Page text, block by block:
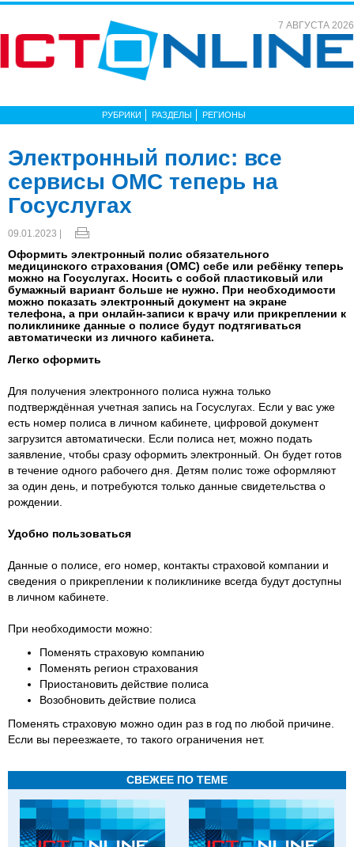
7 АВГУСТА 2026
РУБРИКИ РАЗДЕЛЫ РЕГИОНЫ
Электронный полис: все
сервисы ОМС теперь на
Госуслугах
09.01.2023 |
Оформить электронный полис обязательного
медицинского страхования (ОМС) себе или ребёнку теперь
можно на Госуслугах. Носить с собой пластиковый или
бумажный вариант больше не нужно. При необходимости
можно показать электронный документ на экране
телефона, а при онлайн-записи к врачу или прикреплении к
поликлинике данные о полисе будут подтягиваться
автоматически из личного кабинета.
Легко оформить
Для получения электронного полиса нужна только
подтверждённая учетная запись на Госуслугах. Если у вас уже
есть номер полиса в личном кабинете, цифровой документ
загрузится автоматически. Если полиса нет, можно подать
заявление, чтобы сразу оформить электронный. Он будет готов
в течение одного рабочего дня. Детям полис тоже оформляют
за один день, и потребуются только данные свидетельства о
рождении.
Удобно пользоваться
Данные о полисе, его номер, контакты страховой компании и
сведения о прикреплении к поликлинике всегда будут доступны
в личном кабинете.
При необходимости можно:
Поменять страховую компанию
Поменять регион страхования
Приостановить действие полиса
Возобновить действие полиса
Поменять страховую можно один раз в год по любой причине.
Если вы переезжаете, то такого ограничения нет.
СВЕЖЕЕ ПО ТЕМЕ